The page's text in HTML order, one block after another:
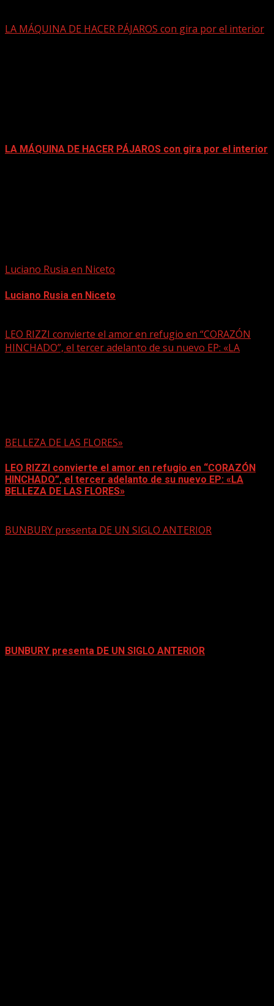
LA MÁQUINA DE HACER PÁJAROS con gira por el interior
LA MÁQUINA DE HACER PÁJAROS con gira por el interior
Luciano Rusia en Niceto
Luciano Rusia en Niceto
LEO RIZZI convierte el amor en refugio en “CORAZÓN
HINCHADO”, el tercer adelanto de su nuevo EP: «LA
BELLEZA DE LAS FLORES»
LEO RIZZI convierte el amor en refugio en “CORAZÓN
HINCHADO”, el tercer adelanto de su nuevo EP: «LA
BELLEZA DE LAS FLORES»
BUNBURY presenta DE UN SIGLO ANTERIOR
BUNBURY presenta DE UN SIGLO ANTERIOR